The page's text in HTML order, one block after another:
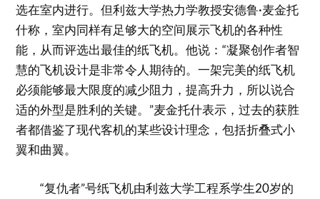
选在室内进行。但利兹大学热力学教授安德鲁·麦金托
什称，室内同样有足够大的空间展示飞机的各种性
能，从而评选出最佳的纸飞机。他说：“凝聚创作者智
慧的飞机设计是非常令人期待的。一架完美的纸飞机
必须能够最大限度的减少阻力，提高升力，所以说合
适的外型是胜利的关键。”麦金托什表示，过去的获胜
者都借鉴了现代客机的某些设计理念，包括折叠式小
翼和曲翼。
“复仇者”号纸飞机由利兹大学工程系学生20岁的